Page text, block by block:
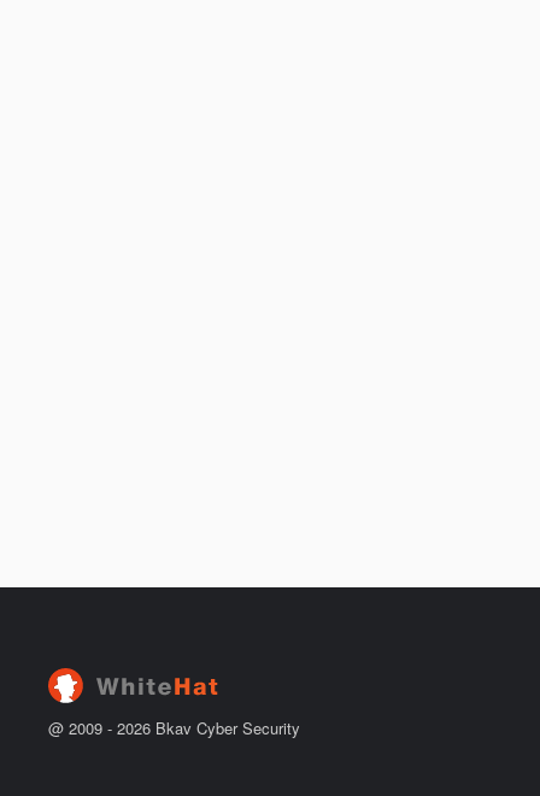
@ 2009 - 2026 Bkav Cyber Security